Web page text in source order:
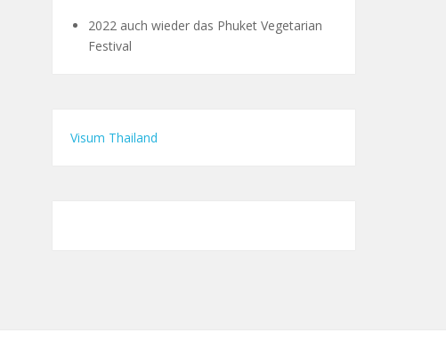
2022 auch wieder das Phuket Vegetarian
Festival
Visum Thailand